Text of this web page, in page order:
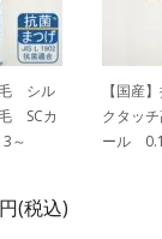
毛 シル
SCカ
～
(税込)
【国産
クタッ
ール